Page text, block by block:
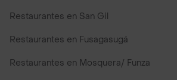
Restaurantes en San Gil
Restaurantes en Fusagasugá
Restaurantes en Mosquera/ Funza